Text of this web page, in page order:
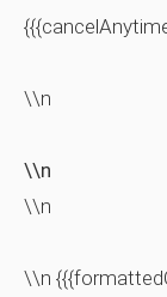
\\n
\\n
\\n
\\n